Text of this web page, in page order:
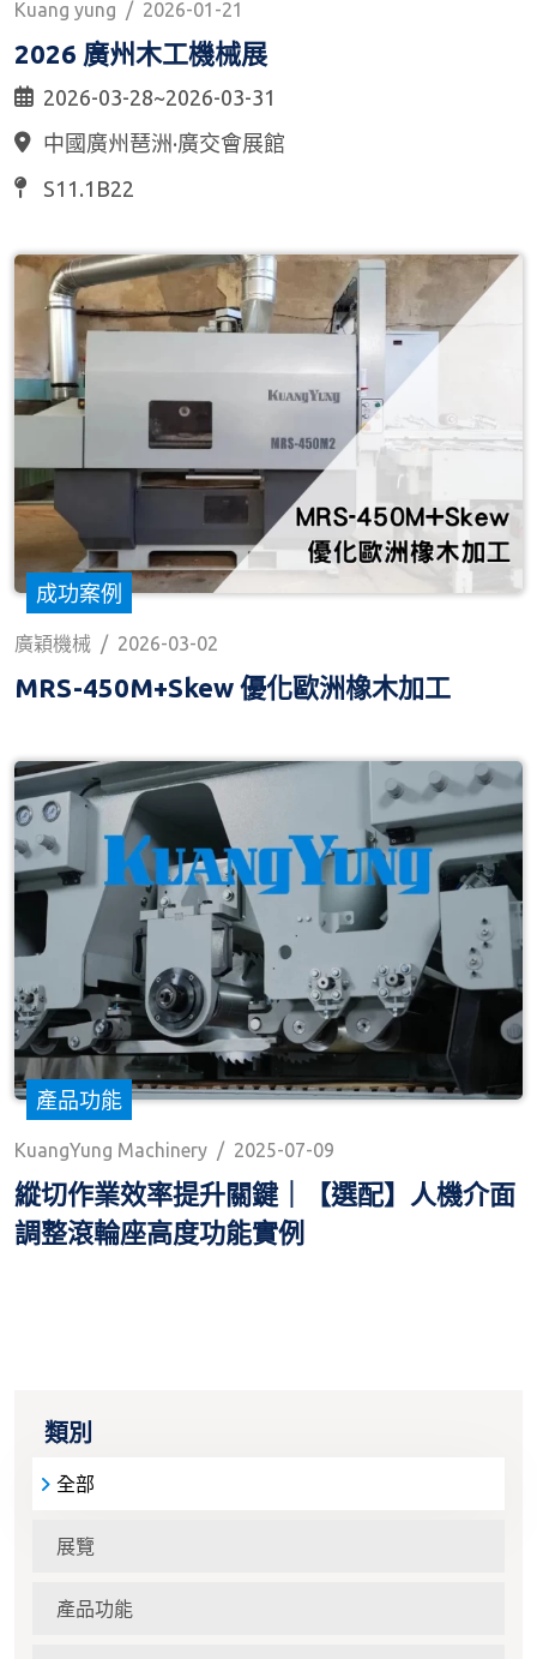
Kuang yung / 2026-01-21
2026 廣州木工機械展
2026-03-28~2026-03-31
中國廣州琶洲·廣交會展館
S11.1B22
成功案例
廣穎機械 / 2026-03-02
MRS-450M+Skew 優化歐洲橡木加工
產品功能
KuangYung Machinery / 2025-07-09
縱切作業效率提升關鍵｜【選配】人機介面
調整滾輪座高度功能實例
類別
全部
展覽
產品功能